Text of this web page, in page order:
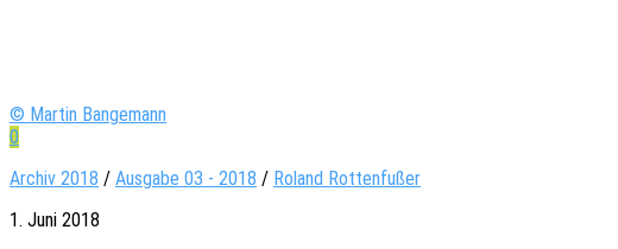
© Martin Bangemann
0
Archiv 2018 / Ausgabe 03 - 2018 / Roland Rottenfußer
1. Juni 2018